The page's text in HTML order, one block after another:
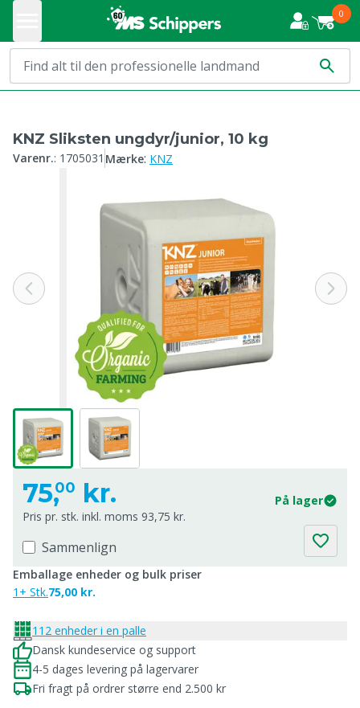
0
KNZ Sliksten ungdyr/junior, 10 kg
Varenr.: 1705031 Mærke: KNZ
75,00 kr.
På lager
Pris pr. stk. inkl. moms 93,75 kr.
Sammenlign
Emballage enheder og bulk priser
1+ Stk.75,00 kr.
112 enheder i en palle
Dansk kundeservice og support
4-5 dages levering på lagervarer
Fri fragt på ordrer større end 2.500 kr